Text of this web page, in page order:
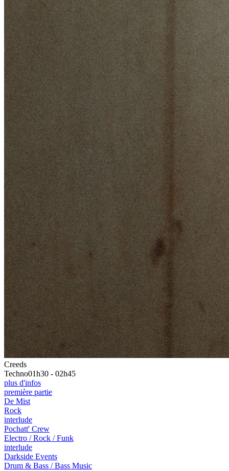
Creeds
Techno01h30 - 02h45
plus d'infos
première partie
De Mist
Rock
interlude
Pochatt' Crew
Electro / Rock / Funk
interlude
Darkside Events
Drum & Bass / Bass Music